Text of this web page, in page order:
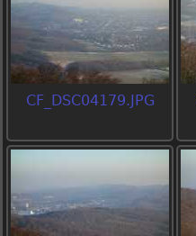
CF_DSC04179.JPG